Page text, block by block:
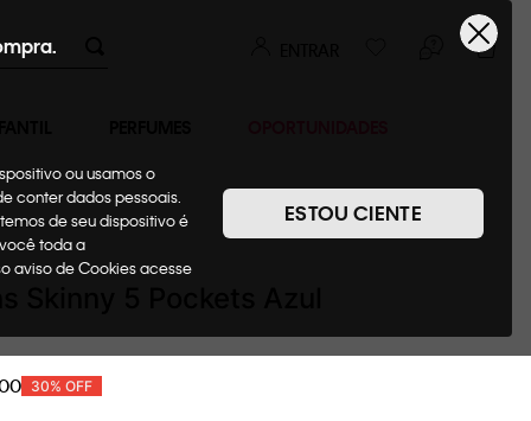
ou usamos o
conter dados pessoais.
de seu dispositivo é
toda a
aviso de Cookies acesse
ESTOU CIENTE
30% OFF